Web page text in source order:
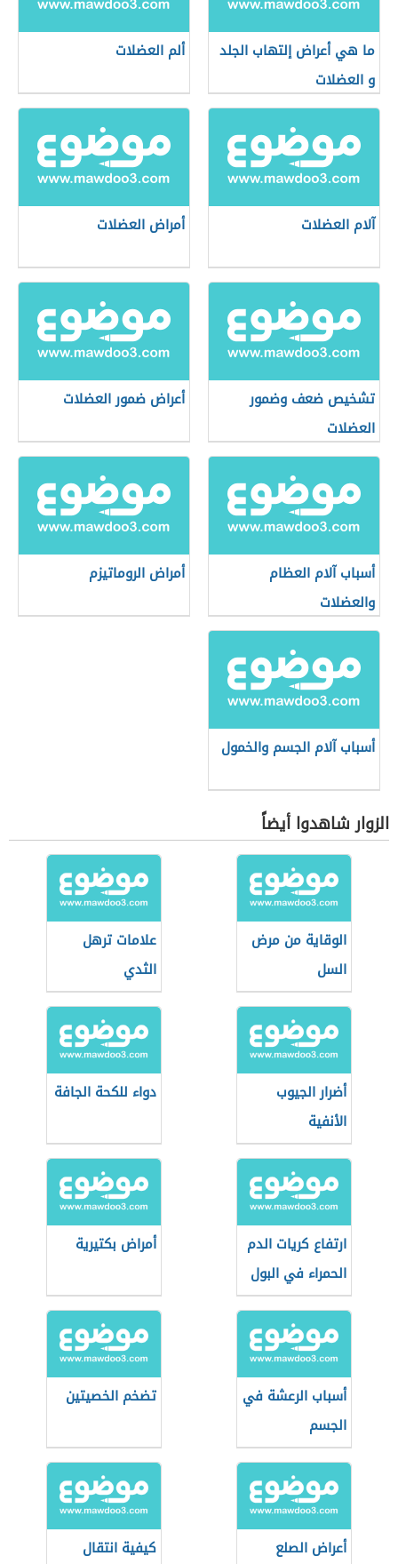
ما هي أعراض إلتهاب الجلد
و العضلات
ألم العضلات
آلام العضلات أمراض العضلات
تشخيص ضعف وضمور
العضلات
أعراض ضمور العضلات
أسباب آلام العظام
والعضلات
أمراض الروماتيزم
أسباب آلام الجسم والخمول
الزوار شاهدوا أيضاً
الوقاية من مرض
السل
علامات ترهل
الثدي
أضرار الجيوب
الأنفية
دواء للكحة الجافة
ارتفاع كريات الدم
الحمراء في البول
أمراض بكتيرية
أسباب الرعشة في
الجسم
تضخم الخصيتين
أعراض الصلع
كيفية انتقال